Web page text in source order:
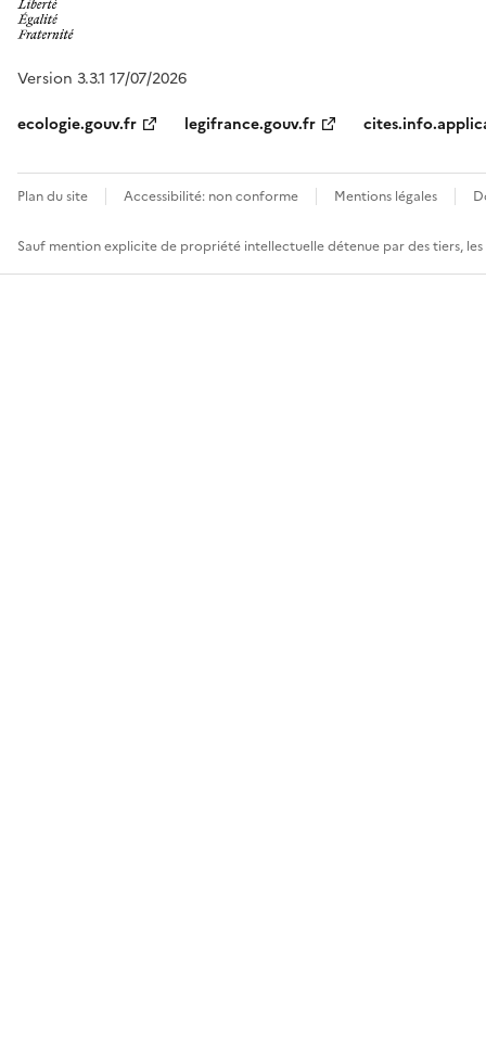
Version 3.3.1 17/07/2026
ecologie.gouv.fr
legifrance.gouv.fr
Plan du site Accessibilité: non conforme Mentions légales
Sauf mention explicite de propriété intellectuelle détenue par des tiers,